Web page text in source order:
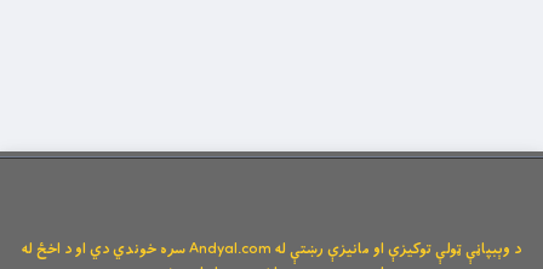
د وېبپاڼې ټولې توکیزې او مانیزې رښتې له Andyal.com سره خوندي دي او د اخځ له